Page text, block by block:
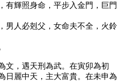
有輝照身命，平步入金門，巨門
男人必剋父，女命夫不全，火鈴
文，遇天刑為武。在寅卯為初
日麗中天，主大富貴。在未申為